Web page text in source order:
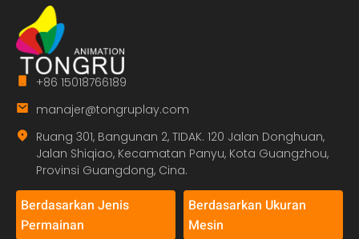
+86 15018766189
manajer@tongruplay.com
Ruang 301, Bangunan 2, TIDAK. 120 Jalan Donghuan,
Jalan Shiqiao, Kecamatan Panyu, Kota Guangzhou,
Provinsi Guangdong, Cina.
Berdasarkan Jenis
Permainan
Berdasarkan Ukuran
Mesin